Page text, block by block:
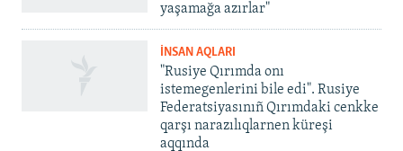
yaşamağa azırlar"
İNSAN AQLARI
"Rusiye Qırımda onı
istemegenlerini bile edi". Rusiye
Federatsiyasınıñ Qırımdaki cenkke
qarşı narazılıqlarnen küreşi
aqqında